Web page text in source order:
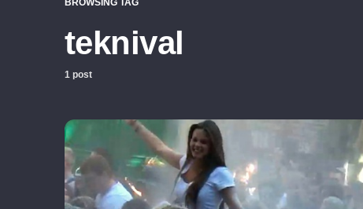
BROWSING TAG
teknival
1 post